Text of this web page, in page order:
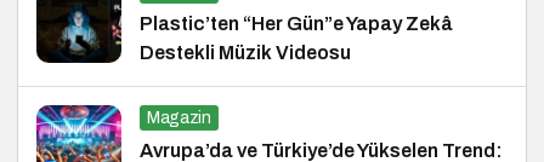
Plastic’ten “Her Gün”e Yapay Zekâ
Destekli Müzik Videosu
Magazin
Avrupa’da ve Türkiye’de Yükselen Trend: